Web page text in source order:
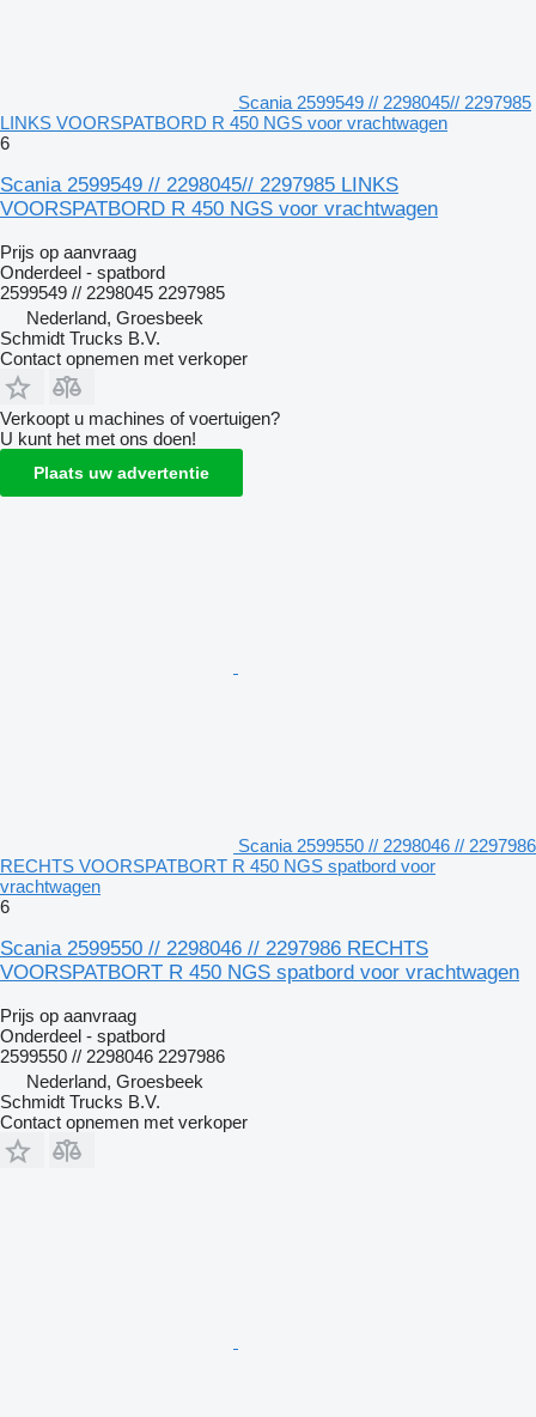
Scania 2599549 // 2298045// 2297985
LINKS VOORSPATBORD R 450 NGS voor vrachtwagen
6
Scania 2599549 // 2298045// 2297985 LINKS
VOORSPATBORD R 450 NGS voor vrachtwagen
Prijs op aanvraag
Onderdeel - spatbord
2599549 // 2298045 2297985
Nederland, Groesbeek
Schmidt Trucks B.V.
Contact opnemen met verkoper
Verkoopt u machines of voertuigen?
U kunt het met ons doen!
Plaats uw advertentie
Scania 2599550 // 2298046 // 2297986
RECHTS VOORSPATBORT R 450 NGS spatbord voor
vrachtwagen
6
Scania 2599550 // 2298046 // 2297986 RECHTS
VOORSPATBORT R 450 NGS spatbord voor vrachtwagen
Prijs op aanvraag
Onderdeel - spatbord
2599550 // 2298046 2297986
Nederland, Groesbeek
Schmidt Trucks B.V.
Contact opnemen met verkoper